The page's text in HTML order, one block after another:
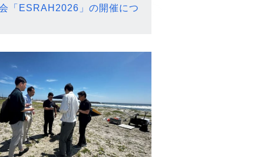
「ESRAH2026」の開催につ